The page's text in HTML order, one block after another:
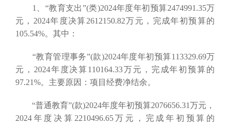
1、“教育支出”(类)2024年度年初预算2474991.35万
元，2024年度决算2612150.82万元，完成年初预算的
105.54%。其中：
“教育管理事务”(款)2024年度年初预算113329.69万
元，2024年度决算110164.33万元，完成年初预算的
97.21%。主要原因：项目经费净结余。
“普通教育”(款)2024年度年初预算2076656.31万元，
2024年度决算2210496.65万元，完成年初预算的